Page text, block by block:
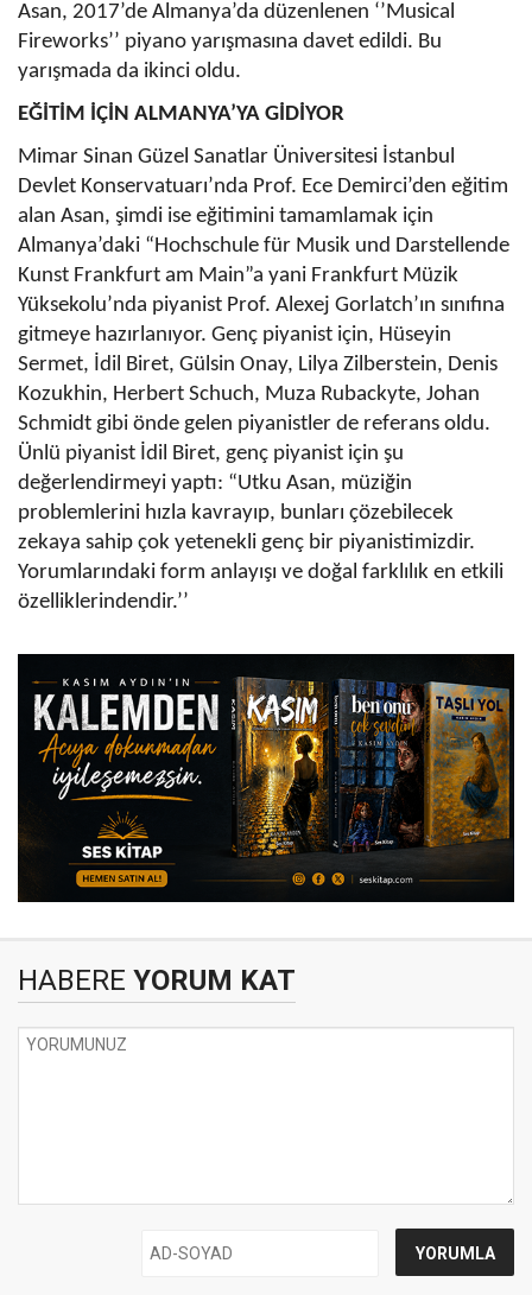
Asan, 2017’de Almanya’da düzenlenen ‘’Musical
Fireworks’’ piyano yarışmasına davet edildi. Bu
yarışmada da ikinci oldu.
EĞİTİM İÇİN ALMANYA’YA GİDİYOR
Mimar Sinan Güzel Sanatlar Üniversitesi İstanbul
Devlet Konservatuarı’nda Prof. Ece Demirci’den eğitim
alan Asan, şimdi ise eğitimini tamamlamak için
Almanya’daki “Hochschule für Musik und Darstellende
Kunst Frankfurt am Main”a yani Frankfurt Müzik
Yüksekolu’nda piyanist Prof. Alexej Gorlatch’ın sınıfına
gitmeye hazırlanıyor. Genç piyanist için, Hüseyin
Sermet, İdil Biret, Gülsin Onay, Lilya Zilberstein, Denis
Kozukhin, Herbert Schuch, Muza Rubackyte, Johan
Schmidt gibi önde gelen piyanistler de referans oldu.
Ünlü piyanist İdil Biret, genç piyanist için şu
değerlendirmeyi yaptı: “Utku Asan, müziğin
problemlerini hızla kavrayıp, bunları çözebilecek
zekaya sahip çok yetenekli genç bir piyanistimizdir.
Yorumlarındaki form anlayışı ve doğal farklılık en etkili
özelliklerindendir.’’
HABERE YORUM KAT